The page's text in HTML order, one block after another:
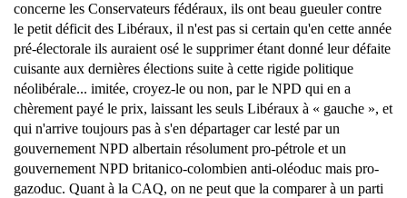
concerne les Conservateurs fédéraux, ils ont beau gueuler contre
le petit déficit des Libéraux, il n'est pas si certain qu'en cette année
pré-électorale ils auraient osé le supprimer étant donné leur défaite
cuisante aux dernières élections suite à cette rigide politique
néolibérale... imitée, croyez-le ou non, par le NPD qui en a
chèrement payé le prix, laissant les seuls Libéraux à « gauche », et
qui n'arrive toujours pas à s'en départager car lesté par un
gouvernement NPD albertain résolument pro-pétrole et un
gouvernement NPD britanico-colombien anti-oléoduc mais pro-
gazoduc. Quant à la CAQ, on ne peut que la comparer à un parti